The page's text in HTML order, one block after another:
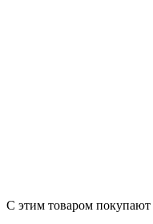
С этим товаром покупают